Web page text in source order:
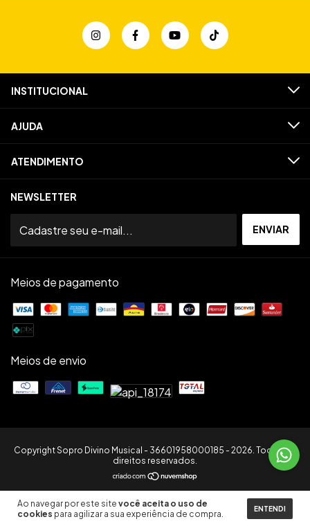
Ao navegar por este site você aceita o uso de
cookies para agilizar a sua experiência de compra. ENTENDI
INSTITUCIONAL
AJUDA
ATENDIMENTO
NEWSLETTER
Meios de pagamento
Meios de envio
Copyright Sopro Divino Musical - 36601958000185 - 2026. Todos os
direitos reservados.